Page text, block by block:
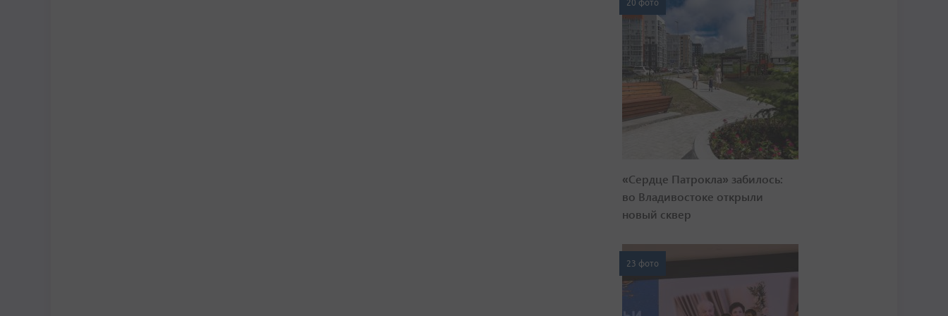
20 фото
«Сердце Патрокла» забилось:
во Владивостоке открыли
новый сквер
23 фото